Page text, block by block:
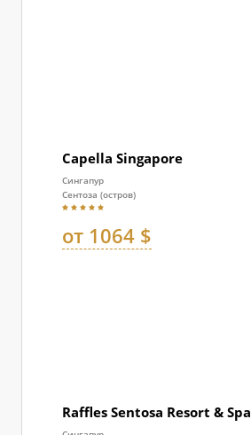
Capella Singapore
Сингапур
Сентоза (остров)
от 1064 $
Raffles Sentosa Resort & Spa